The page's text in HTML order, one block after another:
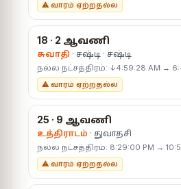
⚠ வாரம் ஏற்றதல்ல
18 · 2 ஆவணி
சுவாதி · சஷ்டி · சஷ்டி
நல்ல நட்சத்திரம்: ↓4:59:28 AM →
⚠ வாரம் ஏற்றதல்ல
25 · 9 ஆவணி
உத்திராடம் · துவாதசி
நல்ல நட்சத்திரம்: 8:29:00 PM →
⚠ வாரம் ஏற்றதல்ல